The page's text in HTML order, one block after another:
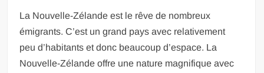
La Nouvelle-Zélande est le rêve de nombreux
émigrants. C’est un grand pays avec relativement
peu d’habitants et donc beaucoup d’espace. La
Nouvelle-Zélande offre une nature magnifique avec